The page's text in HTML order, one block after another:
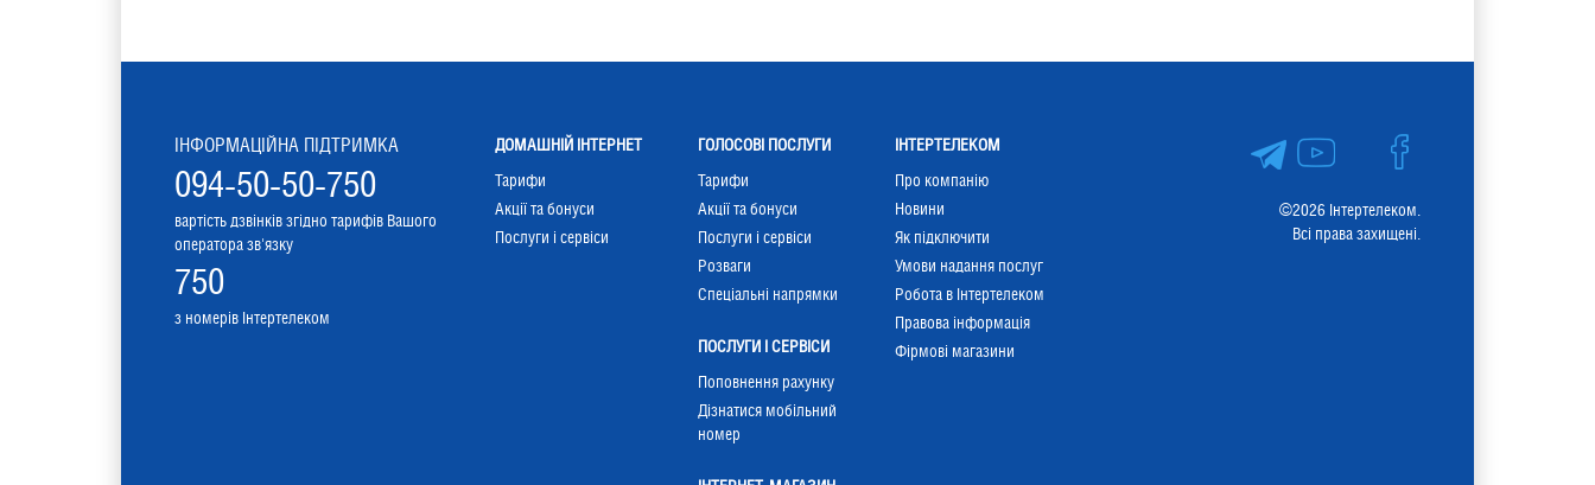
©2026 Інтертелеком.
Всі права захищені.
ІНФОРМАЦІЙНА ПІДТРИМКА
094-50-50-750
вартість дзвінків згідно тарифів Вашого
оператора зв'язку
750
з номерів Інтертелеком
ДОМАШНІЙ ІНТЕРНЕТ
Тарифи
Акції та бонуси
Послуги і сервіси
ГОЛОСОВІ ПОСЛУГИ
Тарифи
Акції та бонуси
Послуги і сервіси
Розваги
Cпеціальні напрямки
ПОСЛУГИ І СЕРВІСИ
Поповнення рахунку
Дізнатися мобільний
номер
ІНТЕРТЕЛЕКОМ
Про компанію
Новини
Як підключити
Умови надання послуг
Робота в Інтертелеком
Правова інформація
Фірмові магазини